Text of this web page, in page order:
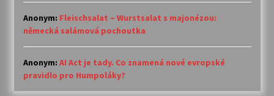
Anonym: Fleischsalat – Wurstsalat s majonézou:
německá salámová pochoutka
Anonym: AI Act je tady. Co znamená nové evropské
pravidlo pro Humpoláky?